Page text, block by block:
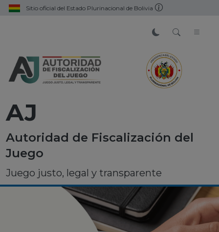
Sitio oficial del Estado Plurinacional de Bolivia
AJ
Autoridad de Fiscalización del
Juego
Juego justo, legal y transparente